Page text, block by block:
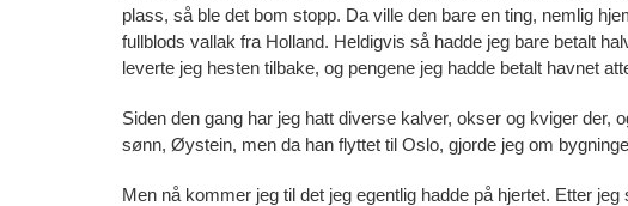
plass, så ble det bom stopp. Da ville den bare en ting, nemlig
fullblods vallak fra Holland. Heldigvis så hadde jeg bare betalt
leverte jeg hesten tilbake, og pengene jeg hadde betalt havnet
Siden den gang har jeg hatt diverse kalver, okser og kviger der,
sønn, Øystein, men da han flyttet til Oslo, gjorde jeg om
Men nå kommer jeg til det jeg egentlig hadde på hjertet. Etter